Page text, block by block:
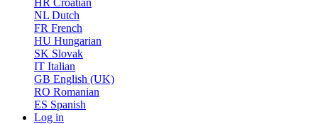
NL Dutch
FR French
HU Hungarian
SK Slovak
IT Italian
GB English (UK)
RO Romanian
ES Spanish
Log in